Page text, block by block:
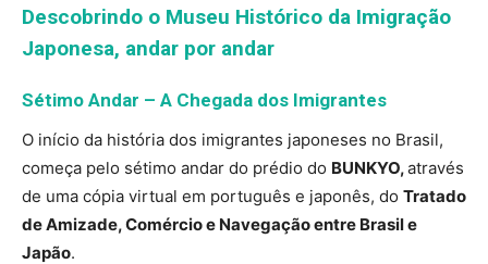
Descobrindo o Museu Histórico da Imigração
Japonesa, andar por andar
Sétimo Andar – A Chegada dos Imigrantes
O início da história dos imigrantes japoneses no Brasil,
começa pelo sétimo andar do prédio do BUNKYO,através
de uma cópia virtual em português e japonês, do Tratado
de Amizade, Comércio e Navegação entre Brasil e
Japão.